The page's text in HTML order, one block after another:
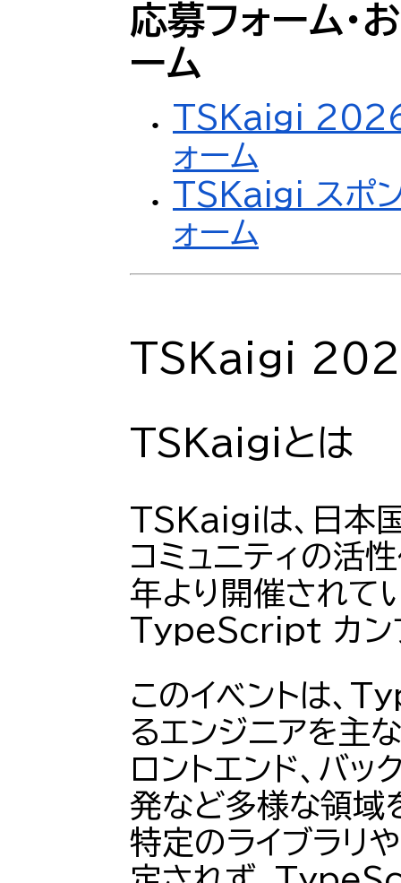
応募フォーム・
ーム
TSKaigi 2026
ォーム
TSKaigi スポ
ォーム
TSKaigi
TSKaigiとは
TSKaigiは、日
コミュニティの活
年より開催されて
TypeScript カン
このイベントは、
るエンジニアを主
ロントエンド、バッ
発など多様な領域
特定のライブラリ